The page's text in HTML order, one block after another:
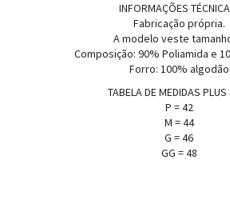
INFORMAÇÕES
Fabricação própria.
A modelo veste
Composição: 90% Poliamida e
Forro: 100% algodão
TABELA DE MEDIDAS PLUS
P = 42
M = 44
G = 46
GG = 48